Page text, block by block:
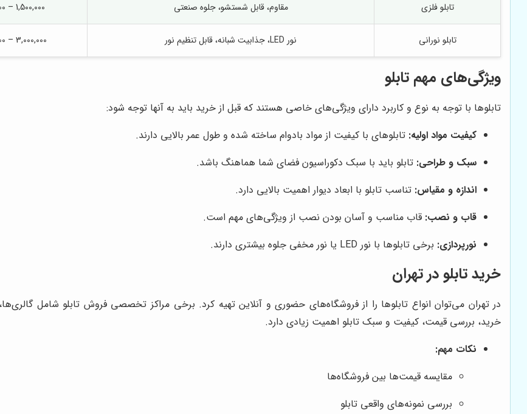
تابلو فلزی مقاوم، قابل شستشو، جلوه صنعتی 1,500,000 – 10,000,000
تابلو نورانی نور LED، جذابیت شبانه، قابل تنظیم نور 3,000,000 – 20,000,000
ویژگی‌های مهم تابلو
تابلوها با توجه به نوع و کاربرد دارای ویژگی‌های خاصی هستند که قبل از خرید باید به آنها توجه شود:
کیفیت مواد اولیه: تابلوهای با کیفیت از مواد بادوام ساخته شده و طول عمر بالایی دارند.
سبک و طراحی: تابلو باید با سبک دکوراسیون فضای شما هماهنگ باشد.
اندازه و مقیاس: تناسب تابلو با ابعاد دیوار اهمیت بالایی دارد.
قاب و نصب: قاب مناسب و آسان بودن نصب از ویژگی‌های مهم است.
نورپردازی: برخی تابلوها با نور LED یا نور مخفی جلوه بیشتری دارند.
خرید تابلو در تهران
در تهران می‌توان انواع تابلوها را از فروشگاه‌های حضوری و آنلاین تهیه کرد. برخی مراکز تخصصی فروش تابلو شامل
خرید، بررسی قیمت، کیفیت و سبک تابلو اهمیت زیادی دارد.
نکات مهم:
مقایسه قیمت‌ها بین فروشگاه‌ها
بررسی نمونه‌های واقعی تابلو